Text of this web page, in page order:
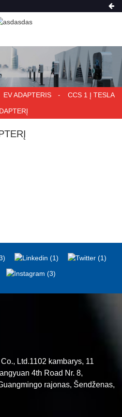
EV ADAPTERIS CCS 1 Į TESLA
Ltd.1102 kambarys, 11
4th Road Nr. 8,
rajonas, Šendženas,